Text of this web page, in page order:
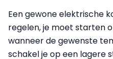
Een gewone elektrische
regelen, je moet starten
wanneer de gewenste
schakel je op een lagere